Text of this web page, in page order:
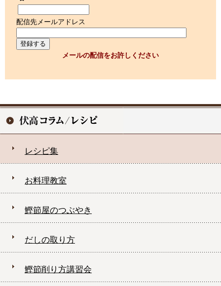
配信先メールアドレス
メールの配信をお許しください
レシピ集
お料理教室
鰹節屋のつぶやき
だしの取り方
鰹節削り方講習会